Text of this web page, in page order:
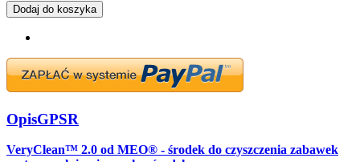
Dodaj do koszyka
OpisGPSR
VeryClean™ 2.0 od MEO® - środek do czyszczenia zabawek